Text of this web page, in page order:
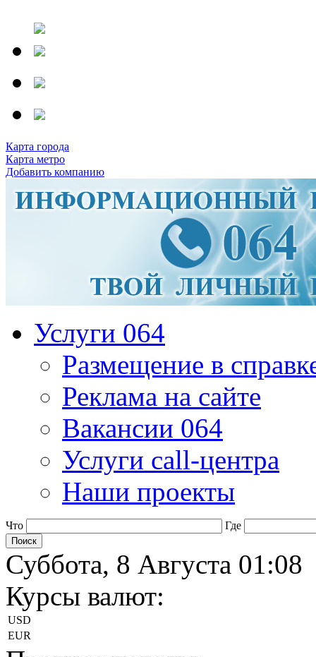
Карта города
Карта метро
Добавить компанию
Услуги 064
Размещение в
Реклама на сайте
Вакансии 064
Услуги call-центра
Наши проекты
Что Где
Суббота, 8 Августа 01:08
Курсы валют:
USD
EUR